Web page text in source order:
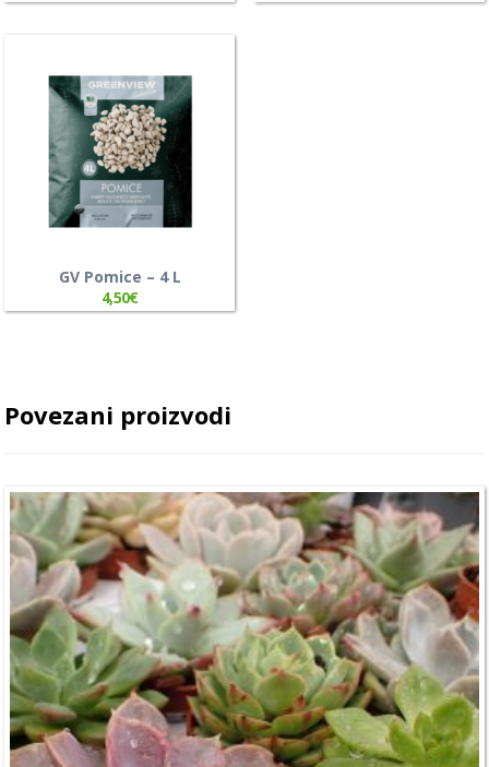
GV Pomice – 4 L
4,50€
Povezani proizvodi